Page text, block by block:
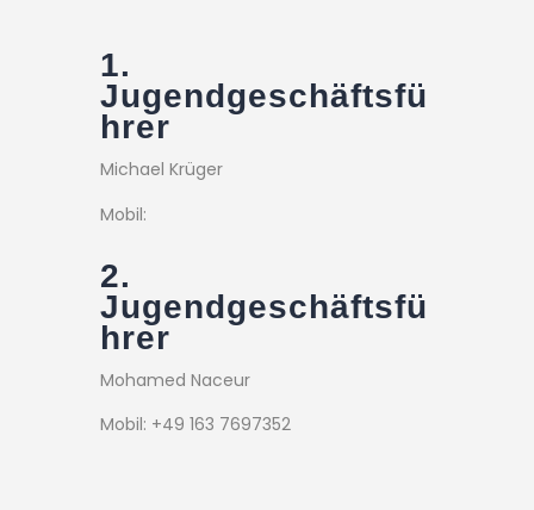
1.
Jugendgeschäftsfü
hrer
Michael Krüger
Mobil:
2.
Jugendgeschäftsfü
hrer
Mohamed Naceur
Mobil: +49 163 7697352